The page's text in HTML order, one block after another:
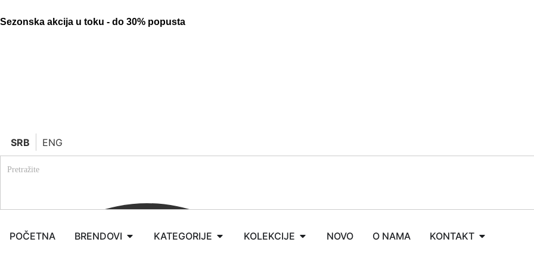
Sezonska akcija u toku - do 30% popusta
SRB ENG
POČETNA BRENDOVI KATEGORIJE KOLEKCIJE NOVO O NAMA KONTAKT